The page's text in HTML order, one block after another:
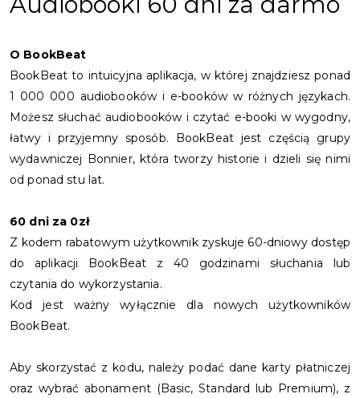
O BookBeat
BookBeat to intuicyjna aplikacja, w której znajdziesz ponad
1 000 000 audiobooków i e-booków w różnych językach.
Możesz słuchać audiobooków i czytać e-booki w wygodny,
łatwy i przyjemny sposób. BookBeat jest częścią grupy
wydawniczej Bonnier, która tworzy historie i dzieli się nimi
od ponad stu lat.
60 dni za 0zł
Z kodem rabatowym użytkownik zyskuje 60-dniowy dostęp
do aplikacji BookBeat z 40 godzinami słuchania lub
czytania do wykorzystania.
Kod jest ważny wyłącznie dla nowych użytkowników
BookBeat.
Aby skorzystać z kodu, należy podać dane karty płatniczej
oraz wybrać abonament (Basic, Standard lub Premium), z